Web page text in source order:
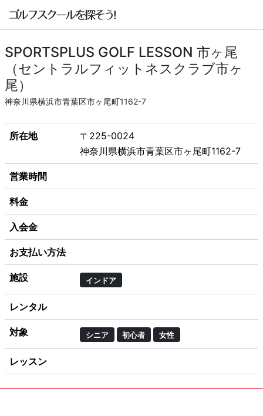
SPORTSPLUS GOLF LESSON 市ヶ尾
（セントラルフィットネスクラブ市ヶ
尾）
神奈川県横浜市青葉区市ヶ尾町1162-7
所在地
〒225-0024
神奈川県横浜市青葉区市ヶ尾町1162-7
営業時間
料金
入会金
お支払い方法
施設 インドア
レンタル
対象 シニア 初心者 女性
レッスン